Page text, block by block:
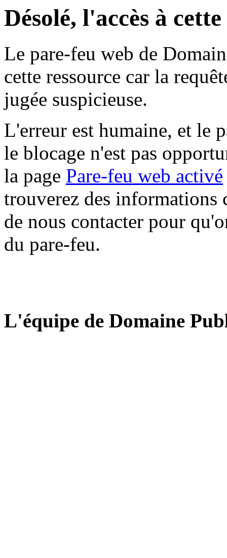
Désolé, l'accès à
Le pare-feu web de
cette ressource car la
jugée suspicieuse.
L'erreur est humaine, et le
le blocage n'est pas
la page Pare-feu web activé
trouverez des informations
de nous contacter pour
du pare-feu.
L'équipe de Domaine